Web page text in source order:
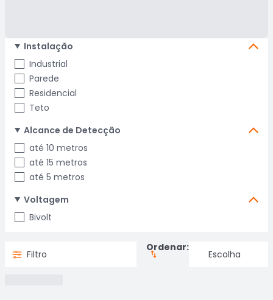
Instalação
Industrial
Parede
Residencial
Teto
Alcance de Detecção
até 10 metros
até 15 metros
até 5 metros
Voltagem
Bivolt
Filtro
Ordenar: